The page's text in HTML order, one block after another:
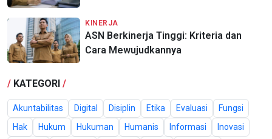
KINERJA
ASN Berkinerja Tinggi: Kriteria dan
Cara Mewujudkannya
/ KATEGORI /
Akuntabilitas Digital Disiplin Etika Evaluasi
Fungsi
Hak
Hukum Hukuman Humanis Informasi
Inovasi